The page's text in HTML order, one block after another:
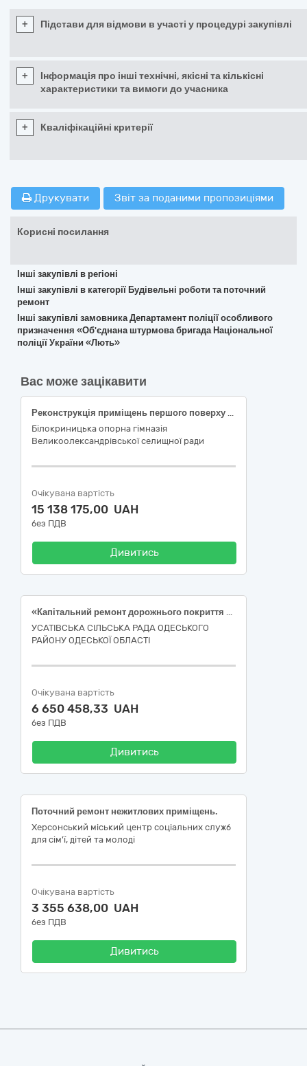
+ Підстави для відмови в участі у процедурі закупівлі
+
Інформація про інші технічні, якісні та кількісні
характеристики та вимоги до учасника
+ Кваліфікаційні критерії
Друкувати Звіт за поданими пропозиціями
Корисні посилання
Інші закупівлі в регіоні
Інші закупівлі в категорії Будівельні роботи та поточний
ремонт
Інші закупівлі замовника Департамент поліції особливого
призначення «Об'єднана штурмова бригада Національної
поліції України «Лють»
Вас може зацікавити
Реконструкція приміщень першого поверху під влаштування харчоблоку з базовою кухнею Білокриницької опорної гімназії Великоолександрівської селищної ради за адресою: Херсонська область, Бериславський район, селище Біла Криниця, вулиця Шкільна, 48
Білокриницька опорна гімназія
Великоолександрівської селищної ради
Очікувана вартість
15 138 175,00 UAH
без ПДВ
Дивитись
«Капітальний ремонт дорожнього покриття від будинку №17 по вул. Висока до вул. Лисенка №12-Б в с. Усатове Одеського району Одеської області. Коригування.»
УСАТІВСЬКА СІЛЬСЬКА РАДА ОДЕСЬКОГО
РАЙОНУ ОДЕСЬКОЇ ОБЛАСТІ
Очікувана вартість
6 650 458,33 UAH
без ПДВ
Дивитись
Поточний ремонт нежитлових приміщень.
Херсонський міський центр соціальних служб
для сім'ї, дітей та молоді
Очікувана вартість
3 355 638,00 UAH
без ПДВ
Дивитись